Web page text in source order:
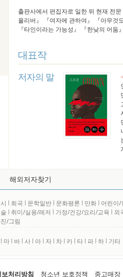
출판사에서 편집자로 일한 뒤 현재 전
올리버』 『여자에 관하여』 『아무것
『타인이라는 가능성』 『한낮의 어
대표작
저자의 말
해외저자찾기
시 l 희곡 l 문학일반 l 문화평론 l 만화 l 어린이/
l 취미/실용/레저 l 가정/건강/요리/교육 l 외
/그림
l 마 l 바 l 사 l 아 l 자 l 차 l 카 l 타 l 파 l 하 l 기타
처리방침 청소년 보호정책 중고매장